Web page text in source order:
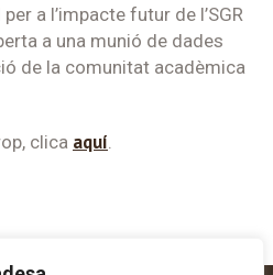
a l’impacte futur de l’SGR
a una munió de dades
de la comunitat acadèmica
clica aquí